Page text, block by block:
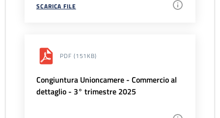
SCARICA FILE
PDF (151KB)
Congiuntura Unioncamere - Commercio al
dettaglio - 3° trimestre 2025